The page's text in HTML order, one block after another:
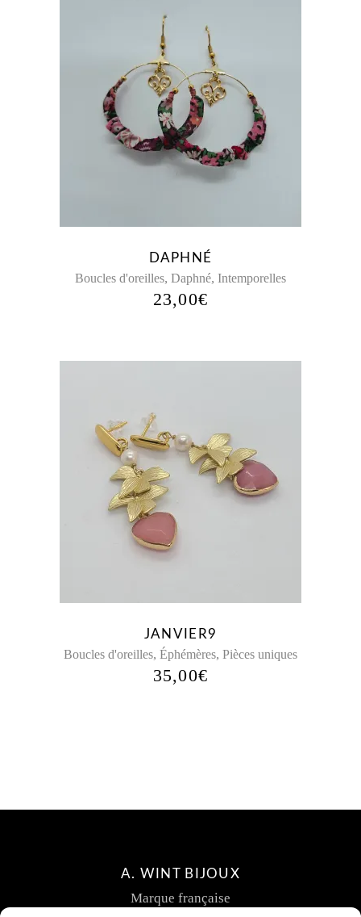
Ce
produit
plusieurs
variations.
peuvent
être
choisies
sur
la
produit
DAPHNÉ
Boucles d'oreilles, Daphné, Intemporelles
23,00€
JANVIER9
Boucles d'oreilles, Éphémères, Pièces uniques
35,00€
A. WINT BIJOUX
Marque française